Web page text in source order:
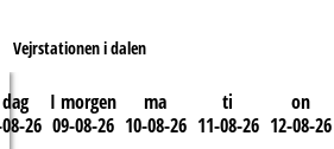
Vejrstationen i dalen
26
I morgen
09-08-26
ma
10-08-26
ti
11-08-26
on
12-08-26